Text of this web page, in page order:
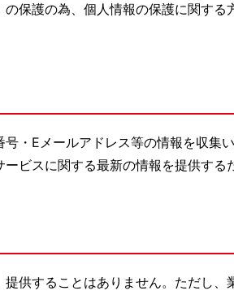
保護の為、個人情報の保護に関する
・Eメールアドレス等の情報を収集
ビスに関する最新の情報を提供する
供することはありません。ただし、